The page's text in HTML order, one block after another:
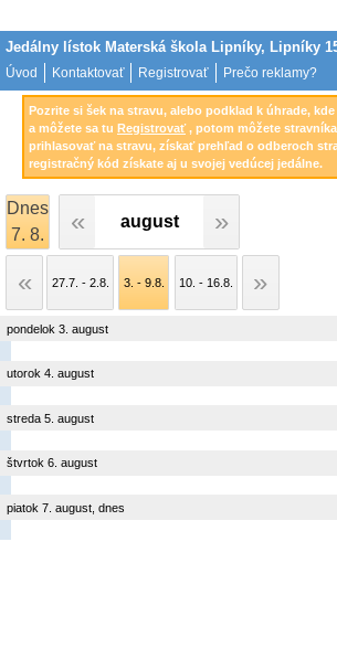
Jedálny lístok Materská škola Lipníky, Lipníky
Úvod Kontaktovať Registrovať Prečo reklamy?
Pozrite si šek na stravu, alebo podklad k úhrade,
a môžete sa tu Registrovať, potom môžete
prihlasovať na stravu, získať prehľad o odberoch
registračný kód získate aj u svojej vedúcej jedálne.
Dnes
7. 8.
august
27.7. - 2.8. 3. - 9.8. 10. - 16.8.
pondelok 3. august
utorok 4. august
streda 5. august
štvrtok 6. august
piatok 7. august, dnes